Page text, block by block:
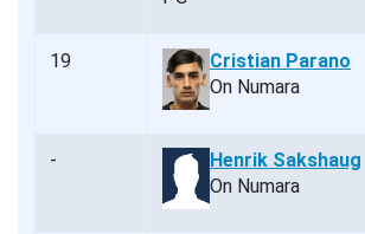
19
Cristian Parano
On Numara
-
Henrik Sakshaug
On Numara